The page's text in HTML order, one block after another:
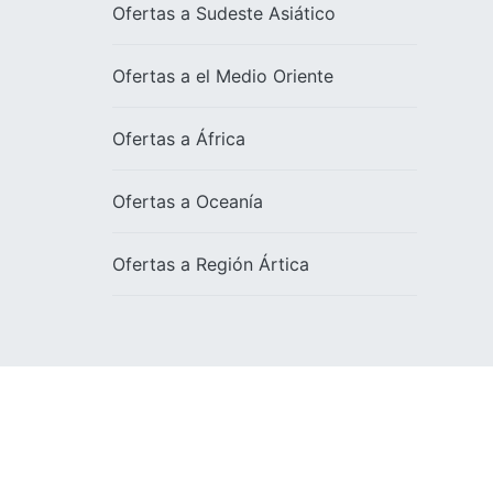
Ofertas a Sudeste Asiático
Ofertas a el Medio Oriente
Ofertas a África
Ofertas a Oceanía
Ofertas a Región Ártica